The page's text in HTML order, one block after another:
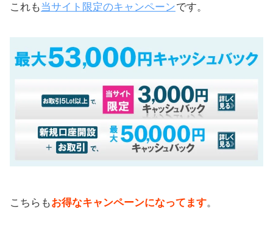
これも当サイト限定のキャンペーンです。
こちらもお得なキャンペーンになってます。